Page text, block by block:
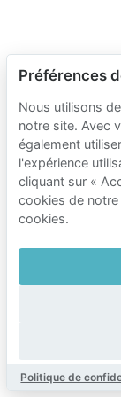
Préférences
Nous utilisons
notre site. Avec
également
l'expérience
cliquant sur «
cookies de
cookies.
Politique de